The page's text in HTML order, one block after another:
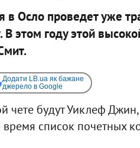
в Осло проведет уже
этом году этой
Додати LB.ua як бажане
джерело в Google
чете будут Уиклеф
список почетных